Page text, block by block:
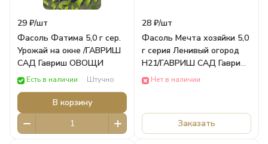
29 ₽/шт
Фасоль Фатима 5,0 г сер.
Урожай на окне /ГАВРИШ
САД Гавриш ОВОЩИ
Есть в наличии Штучно
В корзину
28 ₽/шт
Фасоль Мечта хозяйки 5,0
г серия Ленивый огород
Н21/ГАВРИШ САД Гавриш
ОВОЩИ
Нет в наличии
Заказать